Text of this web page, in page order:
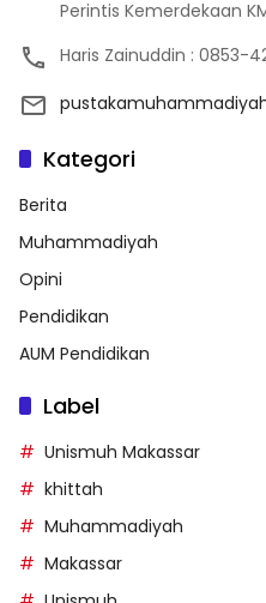
Perintis Kemerdekaan
Haris Zainuddin : 0853-
Kategori
Berita
Muhammadiyah
Opini
Pendidikan
AUM Pendidikan
Label
Unismuh Makassar
khittah
Muhammadiyah
Makassar